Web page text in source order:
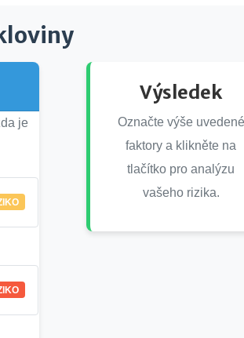
je
Výsledek
Označte výše uvedené
faktory a klikněte na
tlačítko pro analýzu
vašeho rizika.